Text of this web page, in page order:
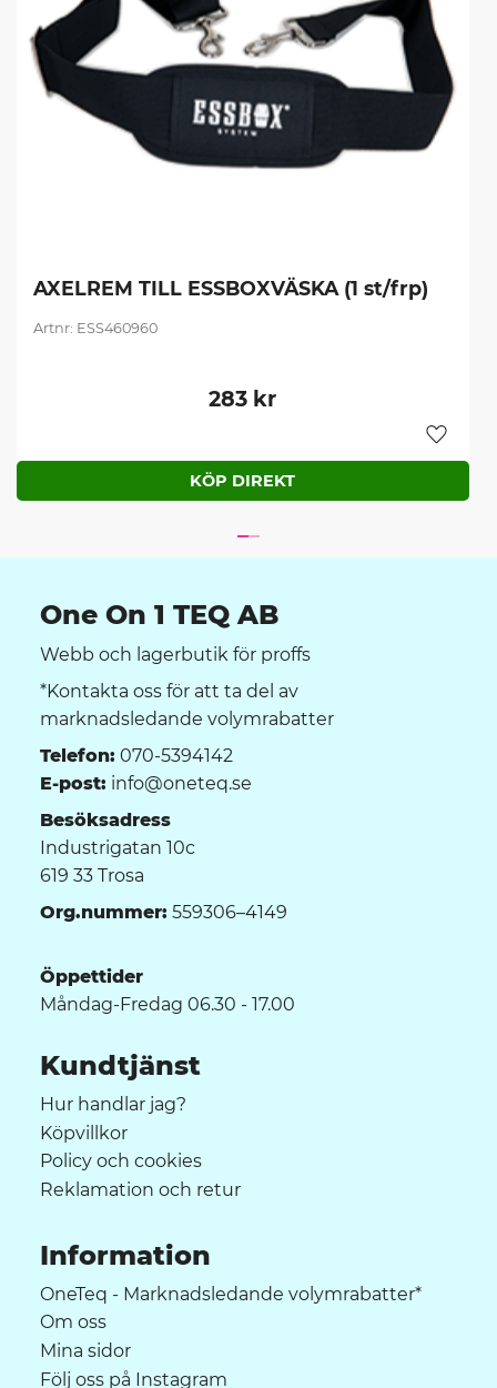
AXELREM TILL ESSBOXVÄSKA (1 st/frp)
ESS460960
283 kr
Lägg
One On 1 TEQ AB
Webb och lagerbutik för proffs
*Kontakta oss för att ta del av
marknadsledande volymrabatter
Telefon: 070-5394142
E-post: info@oneteq.se
Besöksadress
Industrigatan 10c
619 33 Trosa
Org.nummer: 559306–4149
Öppettider
Måndag-Fredag 06.30 - 17.00
Kundtjänst
Hur handlar jag?
Köpvillkor
Policy och cookies
Reklamation och retur
Information
OneTeq - Marknadsledande volymrabatter*
Om oss
Mina sidor
Följ oss på Instagram